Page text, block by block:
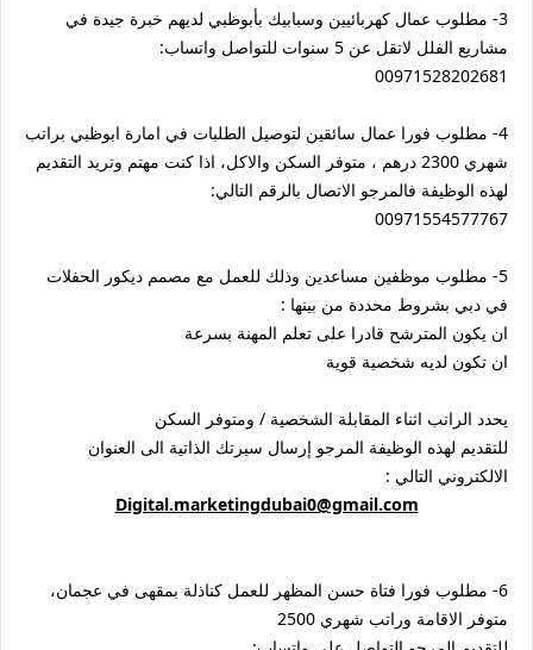
3- مطلوب عمال كهربائيين وسبابيك بأبوظبي لديهم خبرة جيدة في
مشاريع الفلل لاتقل عن 5 سنوات للتواصل واتساب:
00971528202681
4- مطلوب فورا عمال سائقين لتوصيل الطلبات في امارة ابوظبي براتب
شهري 2300 درهم ، متوفر السكن والاكل، اذا كنت مهتم وتريد التقديم
لهذه الوظيفة فالمرجو الاتصال بالرقم التالي:
00971554577767
5- مطلوب موظفين مساعدين وذلك للعمل مع مصمم ديكور الحفلات
في دبي بشروط محددة من بينها :
ان يكون المترشح قادرا على تعلم المهنة بسرعة
ان تكون لديه شخصية قوية
يحدد الراتب اثناء المقابلة الشخصية / ومتوفر السكن
للتقديم لهذه الوظيفة المرجو إرسال سيرتك الذاتية الى العنوان
الالكتروني التالي :
Digital.marketingdubai0@gmail.com
6- مطلوب فورا فتاة حسن المظهر للعمل كناذلة بمقهى في عجمان،
متوفر الاقامة وراتب شهري 2500